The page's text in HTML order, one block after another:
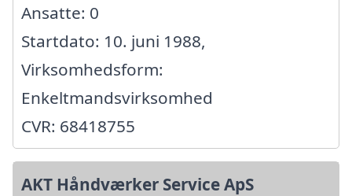
Ansatte: 0
Startdato: 10. juni 1988,
Virksomhedsform:
Enkeltmandsvirksomhed
CVR: 68418755
AKT Håndværker Service ApS